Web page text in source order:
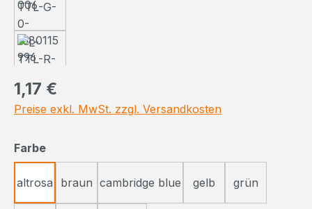
Regulärer Preis:
1,17 €
Preise exkl. MwSt. zzgl. Versandkosten
Farbeauswählen
altrosa braun cambridge blue gelb grün